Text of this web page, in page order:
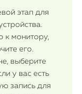
этап для
к монитору,
его.
выберите
у вас есть
запись для